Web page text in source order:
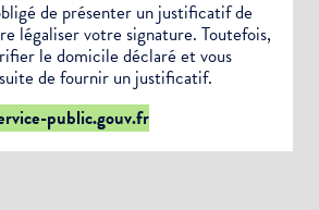
de présenter un justificatif de
légaliser votre signature. Toutefois,
le domicile déclaré et vous
de fournir un justificatif.
public.gouv.fr